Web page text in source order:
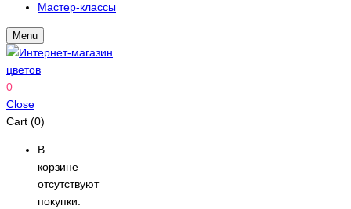
Мастер-классы
Menu
0
Close
Cart (0)
В
корзине
отсутствуют
покупки.